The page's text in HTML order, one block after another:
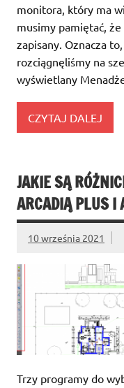
monitora, który ma
musimy pamiętać,
zapisany. Oznacza
rozciągnęliśmy na
wyświetlany
CZYTAJ DALEJ
JAKIE SĄ
ARCADIĄ PLUS I
10 września 2021
Trzy programy do